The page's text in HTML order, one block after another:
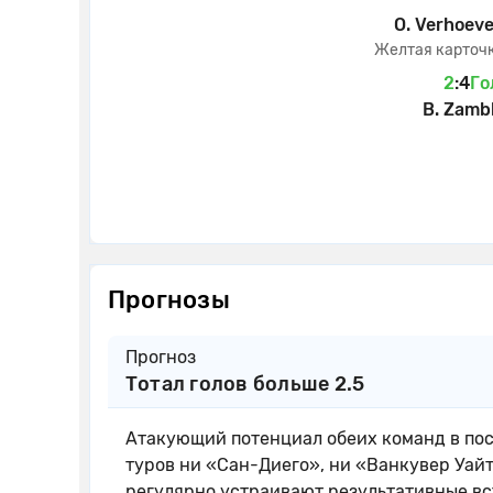
O.
Желтая
2:4
B.
Прогнозы
Прогноз
Тотал голов больше 2.5
Атакующий потенциал обеих команд в
туров ни «Сан-Диего», ни «Ванкувер